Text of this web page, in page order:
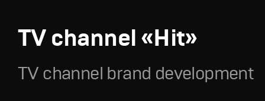
TV channel «Hit»
TV channel brand development